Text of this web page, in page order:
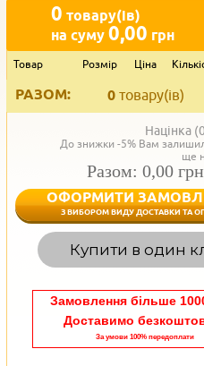
0 товару(ів)
на суму0,00 грн
Товар Розмір Ціна
РАЗОМ: 0 товару(ів)
Націнка
До знижки -5% Вам
ще
Разом: 0,00 грн
ОФОРМИТИ
З ВИБОРОМ ВИДУ ДОСТАВКИ ТА
Купити в один
Замовлення більше
Доставимо
За умови 100% передоплати